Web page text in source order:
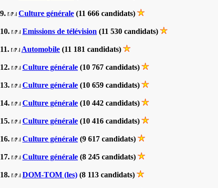
9. Culture générale (11 666 candidats)
10. Emissions de télévision (11 530 candidats)
11. Automobile (11 181 candidats)
12. Culture générale (10 767 candidats)
13. Culture générale (10 659 candidats)
14. Culture générale (10 442 candidats)
15. Culture générale (10 416 candidats)
16. Culture générale (9 617 candidats)
17. Culture générale (8 245 candidats)
18. DOM-TOM (les) (8 113 candidats)